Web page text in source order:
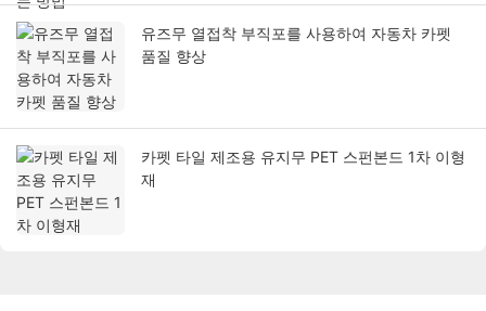
유즈무 열접착 부직포를 사용하여 자동차 카펫
품질 향상
카펫 타일 제조용 유지무 PET 스펀본드 1차 이형
재